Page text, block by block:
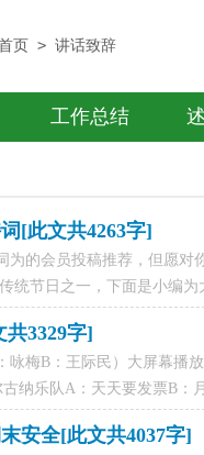
页 > 讲话致辞
工作总结
[此文共4263字]
为的会员投稿推荐，但愿
统节日之一，下面是小编为
3329字]
咏梅B：王际民）大屏幕播
古纳乐队A：天天要发票B：
安全[此文共4037字]